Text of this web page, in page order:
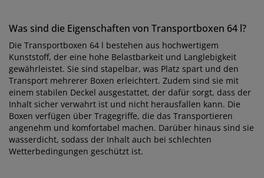
Was sind die Eigenschaften von Transportboxen 64 l?
Die Transportboxen 64 l bestehen aus hochwertigem
Kunststoff, der eine hohe Belastbarkeit und Langlebigkeit
gewährleistet. Sie sind stapelbar, was Platz spart und den
Transport mehrerer Boxen erleichtert. Zudem sind sie mit
einem stabilen Deckel ausgestattet, der dafür sorgt, dass der
Inhalt sicher verwahrt ist und nicht herausfallen kann. Die
Boxen verfügen über Tragegriffe, die das Transportieren
angenehm und komfortabel machen. Darüber hinaus sind sie
wasserdicht, sodass der Inhalt auch bei schlechten
Wetterbedingungen geschützt ist.